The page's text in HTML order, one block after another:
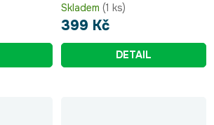
Skladem (1 ks)
399 Kč
DETAIL